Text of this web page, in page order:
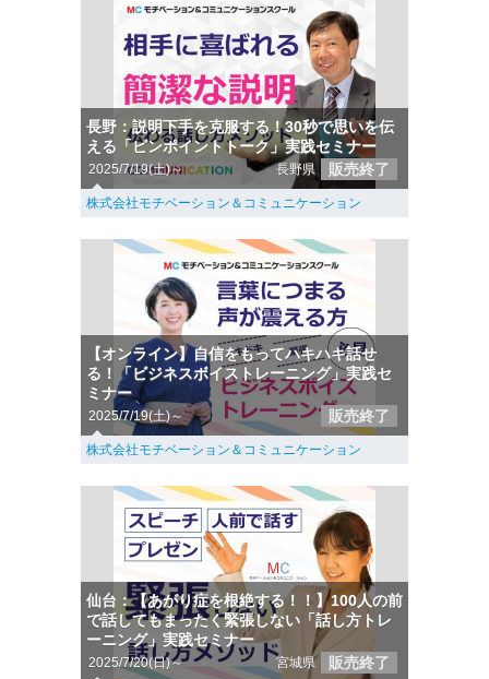
長野：説明下手を克服する！30秒で思いを伝
える「ピンポイントトーク」実践セミナー
2025/7/19(土)～ 長野県 販売終了
株式会社モチベーション＆コミュニケーション
【オンライン】自信をもってハキハキ話せ
る！「ビジネスボイストレーニング」実践セ
ミナー
2025/7/19(土)～ 販売終了
株式会社モチベーション＆コミュニケーション
仙台：【あがり症を根絶する！！】100人の前
で話してもまったく緊張しない「話し方トレ
ーニング」実践セミナー
2025/7/20(日)～ 宮城県 販売終了